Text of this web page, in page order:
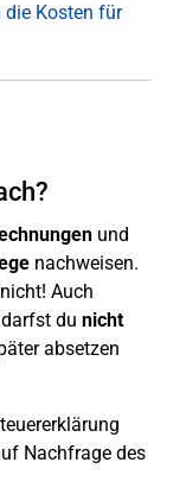
Kosten für
und
nachweisen.
Auch
du nicht
absetzen
Nachfrage des